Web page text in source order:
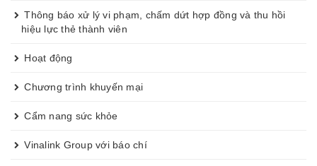
Thông báo xử lý vi phạm, chấm dứt hợp đồng và thu hồi
hiệu lực thẻ thành viên
Hoạt động
Chương trình khuyến mại
Cẩm nang sức khỏe
Vinalink Group với báo chí